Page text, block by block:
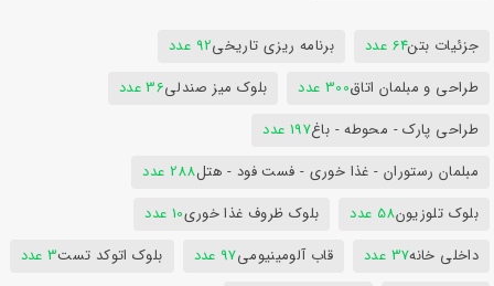
جزئیات بتن64 عدد برنامه ریزی تاریخی92 عدد
طراحی و مبلمان اتاق300 عدد بلوک میز صندلی36 عدد
طراحی پارک - محوطه - باغ197 عدد
مبلمان رستوران - غذا خوری - فست فود - هتل288 عدد
بلوک تلوزیون58 عدد بلوک ظروف غذا خوری10 عدد
داخلی خانه37 عدد قاب آلومینیومی97 عدد بلوک اتوکد تست3 عدد